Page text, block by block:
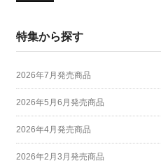
特集から探す
2026年7月発売商品
2026年5月6月発売商品
2026年4月発売商品
2026年2月3月発売商品